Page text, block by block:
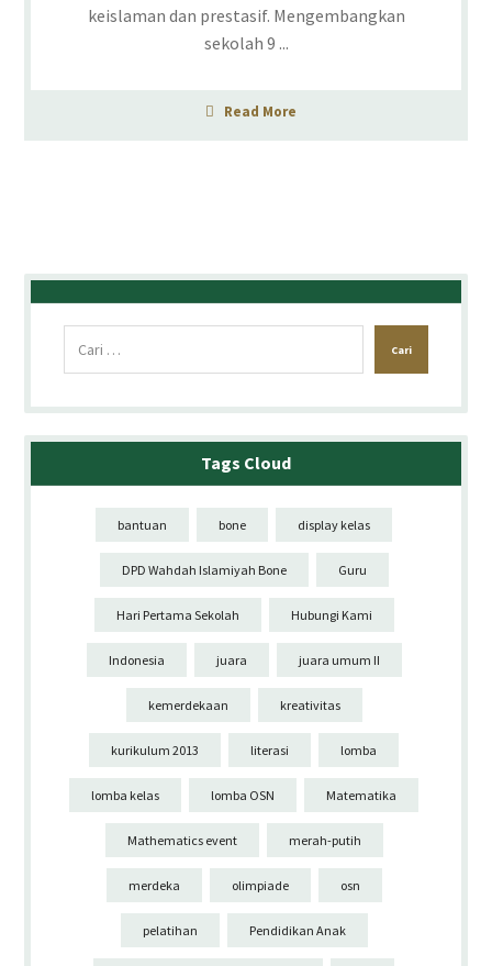
keislaman dan prestasif. Mengembangkan
sekolah 9 ...
Read More
Tags Cloud
bantuan bone display kelas
DPD Wahdah Islamiyah Bone Guru
Hari Pertama Sekolah Hubungi Kami
Indonesia juara juara umum II
kemerdekaan kreativitas
kurikulum 2013 literasi lomba
lomba kelas lomba OSN Matematika
Mathematics event merah-putih
merdeka olimpiade osn
pelatihan Pendidikan Anak